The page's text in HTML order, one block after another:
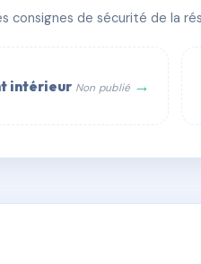
de sécurité de la
intérieur Non publié →